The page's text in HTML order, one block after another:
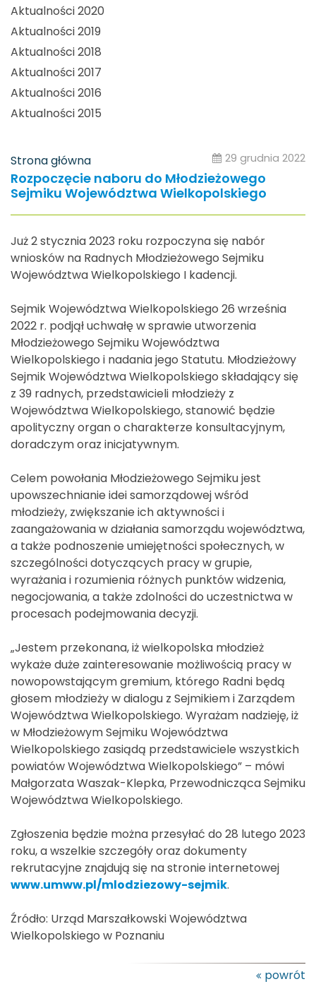
Aktualności 2020
Aktualności 2019
Aktualności 2018
Aktualności 2017
Aktualności 2016
Aktualności 2015
Strona główna 29 grudnia 2022
Rozpoczęcie naboru do Młodzieżowego
Sejmiku Województwa Wielkopolskiego
Już 2 stycznia 2023 roku rozpoczyna się nabór
wniosków na Radnych Młodzieżowego Sejmiku
Województwa Wielkopolskiego I kadencji.
Sejmik Województwa Wielkopolskiego 26 września
2022 r. podjął uchwałę w sprawie utworzenia
Młodzieżowego Sejmiku Województwa
Wielkopolskiego i nadania jego Statutu. Młodzieżowy
Sejmik Województwa Wielkopolskiego składający się
z 39 radnych, przedstawicieli młodzieży z
Województwa Wielkopolskiego, stanowić będzie
apolityczny organ o charakterze konsultacyjnym,
doradczym oraz inicjatywnym.
Celem powołania Młodzieżowego Sejmiku jest
upowszechnianie idei samorządowej wśród
młodzieży, zwiększanie ich aktywności i
zaangażowania w działania samorządu województwa,
a także podnoszenie umiejętności społecznych, w
szczególności dotyczących pracy w grupie,
wyrażania i rozumienia różnych punktów widzenia,
negocjowania, a także zdolności do uczestnictwa w
procesach podejmowania decyzji.
„Jestem przekonana, iż wielkopolska młodzież
wykaże duże zainteresowanie możliwością pracy w
nowopowstającym gremium, którego Radni będą
głosem młodzieży w dialogu z Sejmikiem i Zarządem
Województwa Wielkopolskiego. Wyrażam nadzieję, iż
w Młodzieżowym Sejmiku Województwa
Wielkopolskiego zasiądą przedstawiciele wszystkich
powiatów Województwa Wielkopolskiego” – mówi
Małgorzata Waszak-Klepka, Przewodnicząca Sejmiku
Województwa Wielkopolskiego.
Zgłoszenia będzie można przesyłać do 28 lutego 2023
roku, a wszelkie szczegóły oraz dokumenty
rekrutacyjne znajdują się na stronie internetowej
www.umww.pl/mlodziezowy-sejmik.
Źródło: Urząd Marszałkowski Województwa
Wielkopolskiego w Poznaniu
powrót